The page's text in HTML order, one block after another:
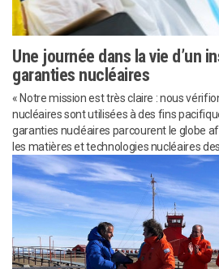
Une journée dans la vie d’un
garanties nucléaires
« Notre mission est très claire : nous
nucléaires sont utilisées à des fins
garanties nucléaires parcourent le globe
les matières et technologies nucléaires